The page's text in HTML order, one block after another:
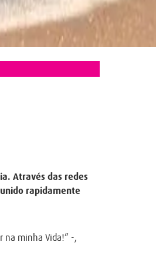
Através das redes
rapidamente
na minha Vida!” -,